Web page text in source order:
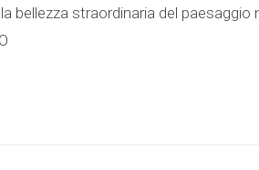
straordinaria del paesaggio